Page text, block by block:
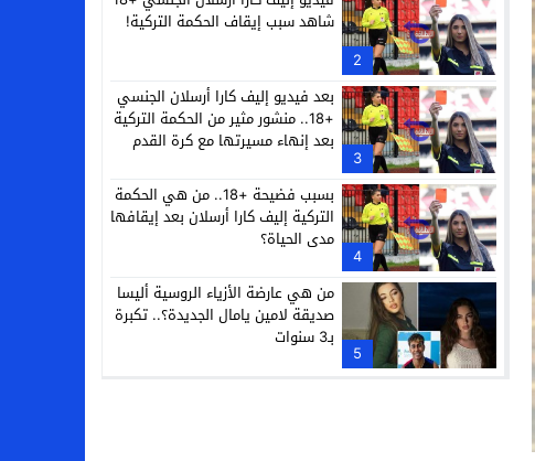
2
شاهد سبب إيقاف الحكمة التركية!
3
بعد فيديو إليف كارا أرسلان الجنسي
+18.. منشور مثير من الحكمة التركية
بعد إنهاء مسيرتها مع كرة القدم
4
بسبب فضيحة +18.. من هي الحكمة
التركية إليف كارا أرسلان بعد إيقافها
مدى الحياة؟
5
من هي عارضة الأزياء الروسية أليسا
صديقة لامين يامال الجديدة؟.. تكبرة
بـ3 سنوات